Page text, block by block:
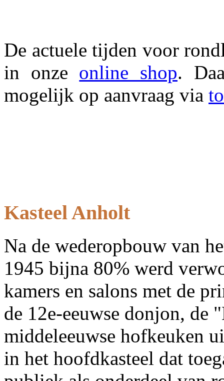
De actuele tijden voor
in onze online shop.
mogelijk op aanvraag via
Kasteel Anholt
Na de wederopbouw van
1945 bijna 80% werd
kamers en salons met de
de 12e-eeuwse donjon, de
middeleeuwse hofkeuken
in het hoofdkasteel dat